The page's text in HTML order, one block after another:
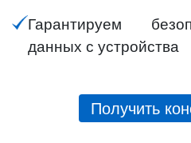
Гарантируем
данных с устройства
Получить